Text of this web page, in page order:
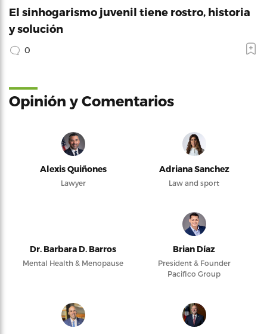
El sinhogarismo juvenil tiene rostro, historia
y solución
0
Opinión y Comentarios
Alexis Quiñones
Lawyer
Adriana Sanchez
Law and sport
Dr. Barbara D. Barros
Mental Health & Menopause
Brian Díaz
President & Founder
Pacifico Group